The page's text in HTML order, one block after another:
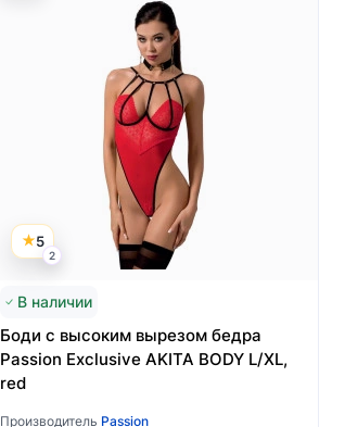
5
2
В наличии
Боди с высоким вырезом бедра
Passion Exclusive AKITA BODY L/XL,
red
Производитель Passion